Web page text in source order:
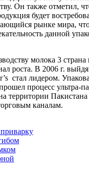
Он также отметил,
будет
рынке мира,
данной
молока 3
роста. В 2006 г.
стал лидером.
процесс ультра-
территории
каналам.